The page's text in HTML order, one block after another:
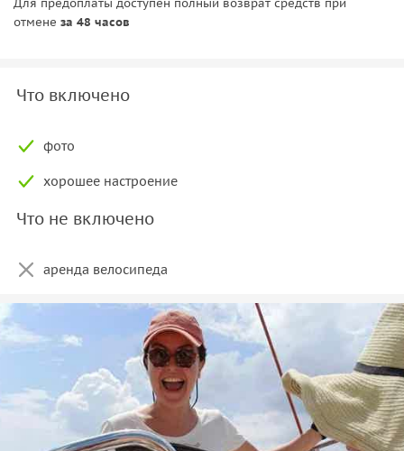
отмене за 48 часов
Что включено
фото
хорошее настроение
Что не включено
аренда велосипеда